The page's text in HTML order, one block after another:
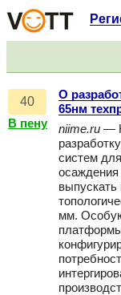
40
В пену
О
65нм
niime.ru —
систем
осаждения
мм.